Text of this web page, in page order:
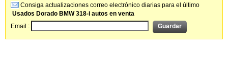
Consiga actualizaciones correo electrónico diarias para el último
Usados Dorado BMW 318-i autos en venta
Email :